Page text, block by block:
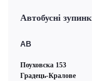
Автобусні
АВ
Поуховска 153
Градець-Кралове